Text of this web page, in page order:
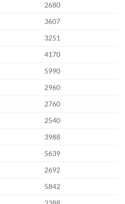
2680
3607
3251
4170
5990
2960
2760
2540
3988
5639
2692
5842